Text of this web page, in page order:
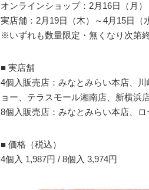
オンラインショップ：2月16日（月
実店舗：2月19日（木）～4月15日（
※いずれも数量限定・無くなり次第
■ 実店舗
4個入販売店：みなとみらい本店、
ョー、テラスモール湘南店、新横浜
8個入販売店：みなとみらい本店、
■ 価格（税込）
4個入 1,987円 / 8個入 3,974円